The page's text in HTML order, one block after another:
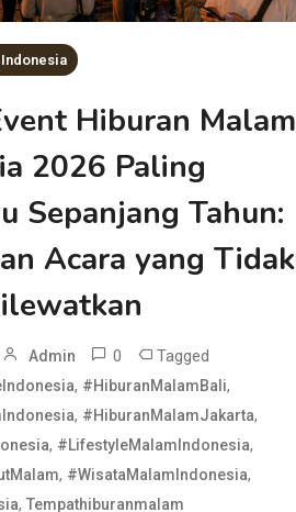
Hiburan Malam
2026 Paling
Sepanjang Tahun:
Acara yang Tidak
Admin 0 Tagged
, #HiburanMalamBali,
, #HiburanMalamJakarta,
, #LifestyleMalamIndonesia,
, #WisataMalamIndonesia,
, Tempathiburanmalam